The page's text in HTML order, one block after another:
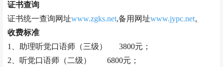
证书查询
证书统一查询网址www.zgks.net,备用网址www.jypc.net。
收费标准
1、助理听觉口语师 （三级）
3800元；
2、 听觉口语师 （二级） 6800元；